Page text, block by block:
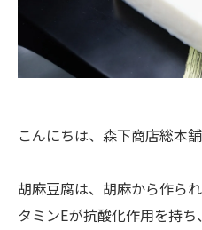
こんにちは、森下商店総本舗
胡麻豆腐は、胡麻から作ら
タミンEが抗酸化作用を持